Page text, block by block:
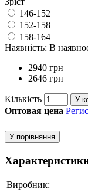
146-152
152-158
158-164
Наявність: В
2940 грн
2646 грн
Кількість У
Оптовая цена
У порівняння
Виробник: